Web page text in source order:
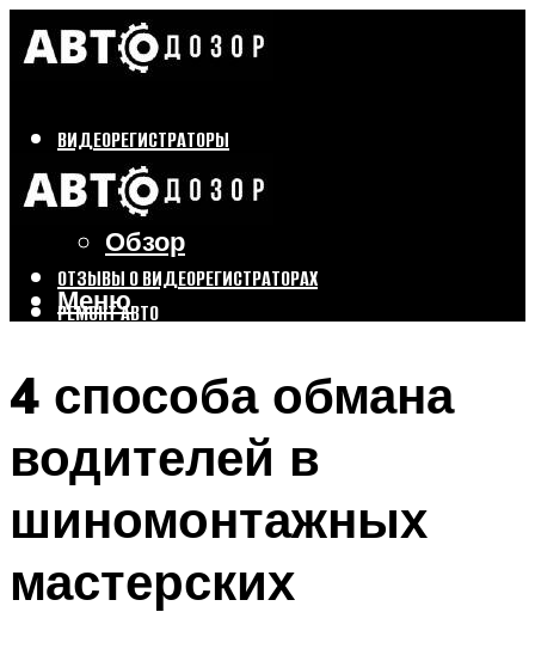
ВИДЕОРЕГИСТРАТОРЫ
Бренды
Выбор
Обзор
ОТЗЫВЫ О ВИДЕОРЕГИСТРАТОРАХ
РЕМОНТ АВТО
Меню
4 способа обмана
водителей в
шиномонтажных
мастерских